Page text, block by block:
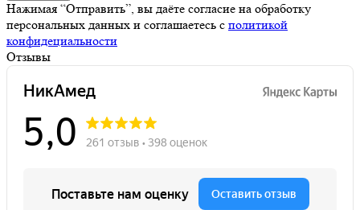
Нажимая “Отправить”, вы даёте согласие на обработку
персональных данных и соглашаетесь с политикой
конфидециальности
Отзывы